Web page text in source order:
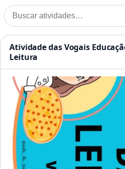
Pular para o conteúdo
Buscar por:
Início»Atividade das Vogais Educação
Atividades
Atividade das Vogais
Leitura